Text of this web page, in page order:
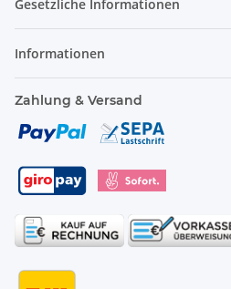
Gesetzliche Informationen
Informationen
Zahlung & Versand